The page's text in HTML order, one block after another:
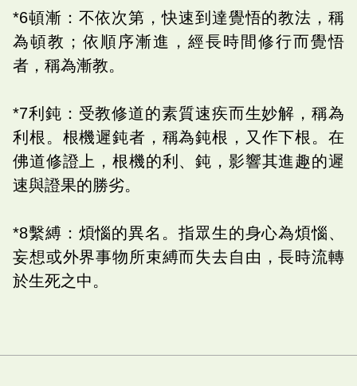
*6頓漸：不依次第，快速到達覺悟的教法，稱
為頓教；依順序漸進，經長時間修行而覺悟
者，稱為漸教。
*7利鈍：受教修道的素質速疾而生妙解，稱為
利根。根機遲鈍者，稱為鈍根，又作下根。在
佛道修證上，根機的利、鈍，影響其進趣的遲
速與證果的勝劣。
*8繫縛：煩惱的異名。指眾生的身心為煩惱、
妄想或外界事物所束縛而失去自由，長時流轉
於生死之中。